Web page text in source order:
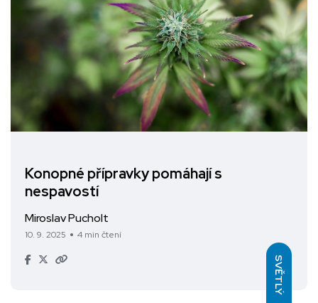
SVĚTLÝ
Konopné přípravky pomáhají s
nespavostí
Miroslav Pucholt
10. 9. 2025 4 min čtení